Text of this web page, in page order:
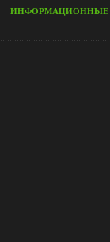
ИНФОРМАЦИОННЫЕ